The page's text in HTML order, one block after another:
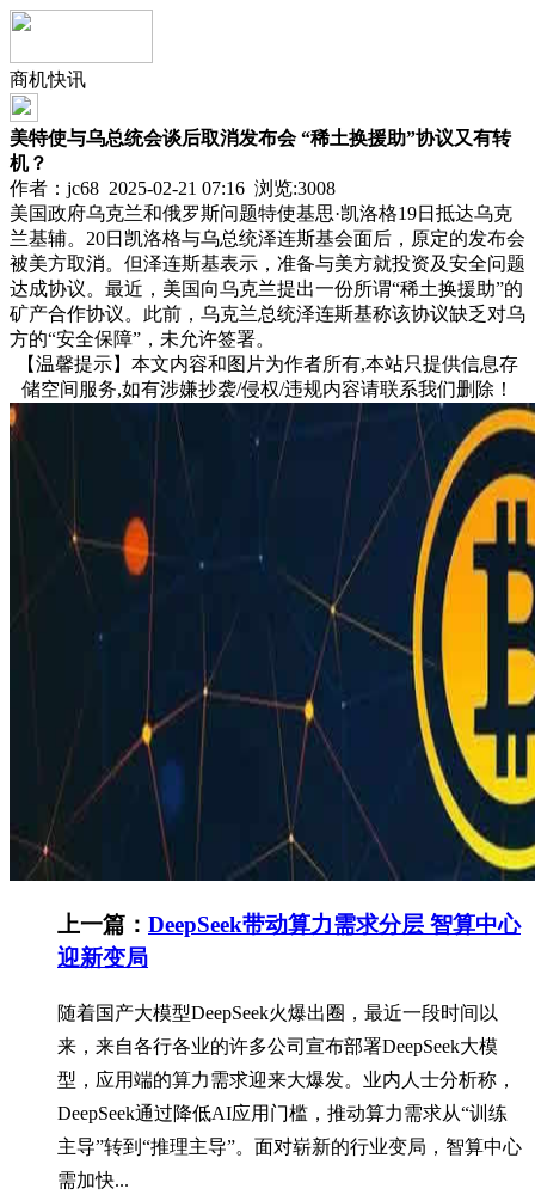
商机快讯
美特使与乌总统会谈后取消发布会 “稀土换援助”协议又有转
机？
作者：jc68 2025-02-21 07:16 浏览:3008
美国政府乌克兰和俄罗斯问题特使基思·凯洛格19日抵达乌克
兰基辅。20日凯洛格与乌总统泽连斯基会面后，原定的发布会
被美方取消。但泽连斯基表示，准备与美方就投资及安全问题
达成协议。最近，美国向乌克兰提出一份所谓“稀土换援助”的
矿产合作协议。此前，乌克兰总统泽连斯基称该协议缺乏对乌
方的“安全保障”，未允许签署。
【温馨提示】本文内容和图片为作者所有,本站只提供信息存
储空间服务,如有涉嫌抄袭/侵权/违规内容请联系我们删除！
上一篇： DeepSeek带动算力需求分层 智算中心
迎新变局
随着国产大模型DeepSeek火爆出圈，最近一段时间以
来，来自各行各业的许多公司宣布部署DeepSeek大模
型，应用端的算力需求迎来大爆发。业内人士分析称，
DeepSeek通过降低AI应用门槛，推动算力需求从“训练
主导”转到“推理主导”。面对崭新的行业变局，智算中心
需加快...